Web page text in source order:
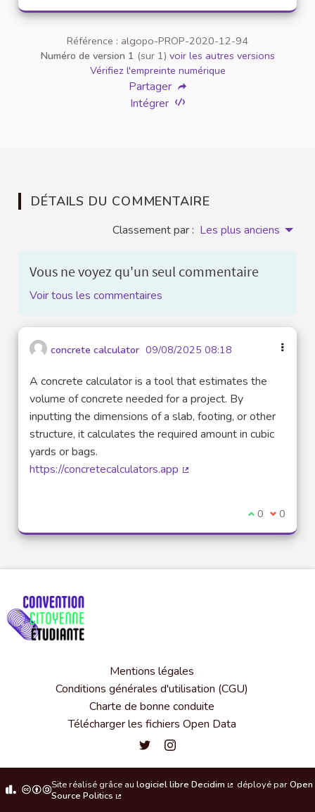
Référence : algopo-PROP-2020-12-94
Numéro de version 1 (sur 1) voir les autres versions
Vérifiez l'empreinte numérique
Partager
Intégrer
DÉTAILS DU COMMENTAIRE
Classement par : Les plus anciens
Vous ne voyez qu'un seul commentaire
Voir tous les commentaires
concrete calculator 09/08/2025 08:18
A concrete calculator is a tool that estimates the
volume of concrete needed for a project. By
inputting the dimensions of a slab, footing, or other
structure, it calculates the required amount in cubic
yards or bags.
https://concretecalculators.app
Je suis
0 Je ne
0
Mentions légales
Conditions générales d'utilisation (CGU)
Charte de bonne conduite
Télécharger les fichiers Open Data
Convention citoyenne étudiante
Convention citoyenne
Site réalisé grâce au logiciel libre Decidim
(Lien externe)
déployé parOpen
Source Politics